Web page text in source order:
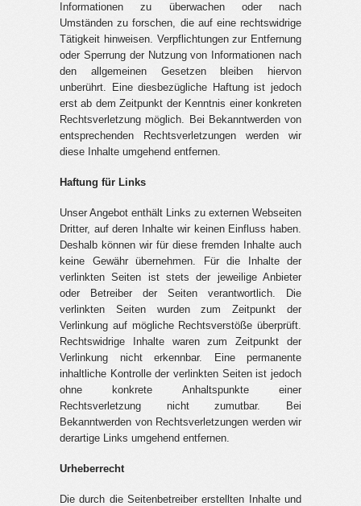
Informationen zu überwachen oder nach
Umständen zu forschen, die auf eine rechtswidrige
Tätigkeit hinweisen. Verpflichtungen zur Entfernung
oder Sperrung der Nutzung von Informationen nach
den allgemeinen Gesetzen bleiben hiervon
unberührt. Eine diesbezügliche Haftung ist jedoch
erst ab dem Zeitpunkt der Kenntnis einer konkreten
Rechtsverletzung möglich. Bei Bekanntwerden von
entsprechenden Rechtsverletzungen werden wir
diese Inhalte umgehend entfernen.
Haftung für Links
Unser Angebot enthält Links zu externen Webseiten
Dritter, auf deren Inhalte wir keinen Einfluss haben.
Deshalb können wir für diese fremden Inhalte auch
keine Gewähr übernehmen. Für die Inhalte der
verlinkten Seiten ist stets der jeweilige Anbieter
oder Betreiber der Seiten verantwortlich. Die
verlinkten Seiten wurden zum Zeitpunkt der
Verlinkung auf mögliche Rechtsverstöße überprüft.
Rechtswidrige Inhalte waren zum Zeitpunkt der
Verlinkung nicht erkennbar. Eine permanente
inhaltliche Kontrolle der verlinkten Seiten ist jedoch
ohne konkrete Anhaltspunkte einer
Rechtsverletzung nicht zumutbar. Bei
Bekanntwerden von Rechtsverletzungen werden wir
derartige Links umgehend entfernen.
Urheberrecht
Die durch die Seitenbetreiber erstellten Inhalte und